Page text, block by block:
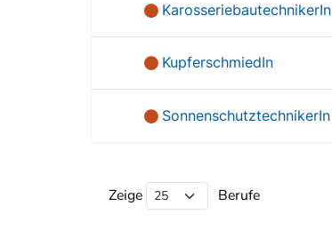
KarosseriebautechnikerIn
KupferschmiedIn
SonnenschutztechnikerIn
Zeige Berufe